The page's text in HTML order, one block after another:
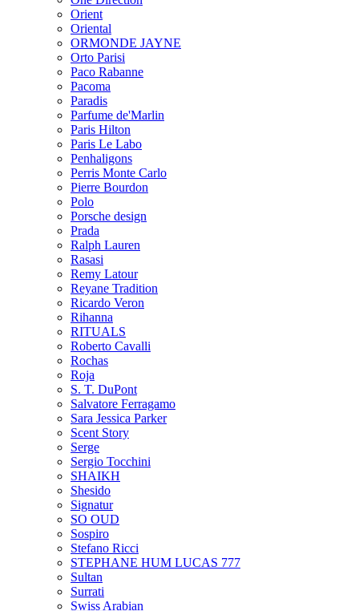
Orient
Oriental
ORMONDE JAYNE
Orto Parisi
Paco Rabanne
Pacoma
Paradis
Parfume de'Marlin
Paris Hilton
Paris Le Labo
Penhaligons
Perris Monte Carlo
Pierre Bourdon
Polo
Porsche design
Prada
Ralph Lauren
Rasasi
Remy Latour
Reyane Tradition
Ricardo Veron
Rihanna
RITUALS
Roberto Cavalli
Rochas
Roja
S. T. DuPont
Salvatore Ferragamo
Sara Jessica Parker
Scent Story
Serge
Sergio Tocchini
SHAIKH
Shesido
Signatur
SO OUD
Sospiro
Stefano Ricci
STEPHANE HUM LUCAS 777
Sultan
Surrati
Swiss Arabian